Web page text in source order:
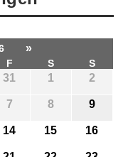
»
F S S
31 1 2
7 8 9
14 15 16